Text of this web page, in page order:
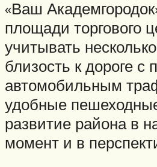
«Ваш
площади торгового
учитывать
близость к дороге с
автомобильным
удобные
развитие района в
момент и в